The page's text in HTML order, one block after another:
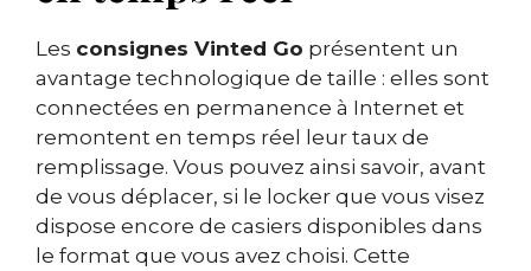
Les consignes Vinted Go présentent un
avantage technologique de taille : elles sont
connectées en permanence à Internet et
remontent en temps réel leur taux de
remplissage. Vous pouvez ainsi savoir, avant
de vous déplacer, si le locker que vous visez
dispose encore de casiers disponibles dans
le format que vous avez choisi. Cette